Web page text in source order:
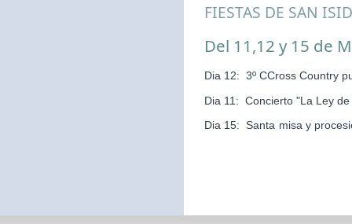
FIESTAS DE SAN
Del 11,12 y 15 de
Dia 12: 3º CCross Country
Dia 11: Concierto "La Ley
Dia 15: Santa misa y